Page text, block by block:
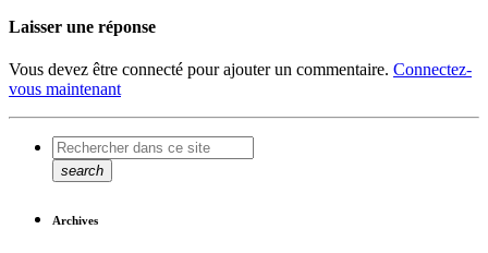
Laisser une réponse
Vous devez être connecté pour ajouter un commentaire. Connectez-
vous maintenant
search
Archives